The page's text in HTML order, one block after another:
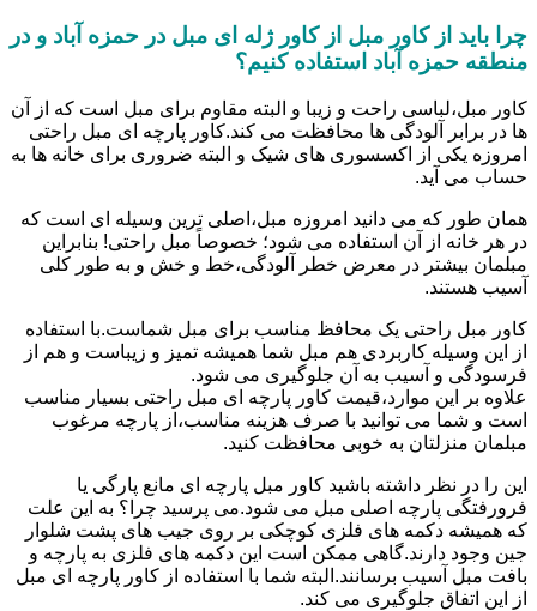
چرا باید از کاور مبل از کاور ژله ای مبل در حمزه آباد و در
منطقه حمزه آباد استفاده کنیم؟
کاور مبل،لباسی راحت و زیبا و البته مقاوم برای مبل است که از آن
ها در برابر آلودگی ها محافظت می کند.کاور پارچه ای مبل راحتی
امروزه یکی از اکسسوری های شیک و البته ضروری برای خانه ها به
حساب می آید.
همان طور که می دانید امروزه مبل،اصلی ترین وسیله ای است که
در هر خانه از آن استفاده می شود؛ خصوصاً مبل راحتی! بنابراین
مبلمان بیشتر در معرض خطر آلودگی،خط و خش و به طور کلی
آسیب هستند.
کاور مبل راحتی یک محافظ مناسب برای مبل شماست.با استفاده
از این وسیله کاربردی هم مبل شما همیشه تمیز و زیباست و هم از
فرسودگی و آسیب به آن جلوگیری می شود.
علاوه بر این موارد،قیمت کاور پارچه ای مبل راحتی بسیار مناسب
است و شما می توانید با صرف هزینه مناسب،از پارچه مرغوب
مبلمان منزلتان به خوبی محافظت کنید.
این را در نظر داشته باشید کاور مبل پارچه ای مانع پارگی یا
فرورفتگی پارچه اصلی مبل می شود.می پرسید چرا؟ به این علت
که همیشه دکمه های فلزی کوچکی بر روی جیب های پشت شلوار
جین وجود دارند.گاهی ممکن است این دکمه های فلزی به پارچه و
بافت مبل آسیب برسانند.البته شما با استفاده از کاور پارچه ای مبل
از این اتفاق جلوگیری می کند.